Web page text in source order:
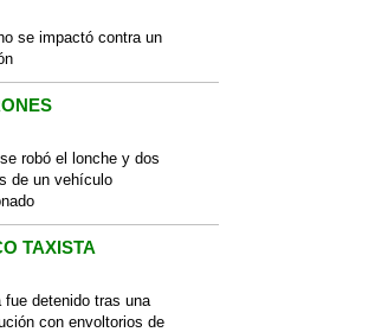
se impactó contra un
robó el lonche y dos
de un vehículo
TAXISTA
fue detenido tras una
con envoltorios de